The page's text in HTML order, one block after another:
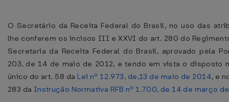
O Secretário da Receita Federal do Brasil, no uso das
lhe conferem os incisos III e XXVI do art. 280 do
Secretaria da Receita Federal do Brasil, aprovado pela
203, de 14 de maio de 2012, e tendo em vista o disposto
único do art. 58 da Lei nº 12.973, de,13 de maio de 2014, e
283 da Instrução Normativa RFB nº 1.700, de 14 de março